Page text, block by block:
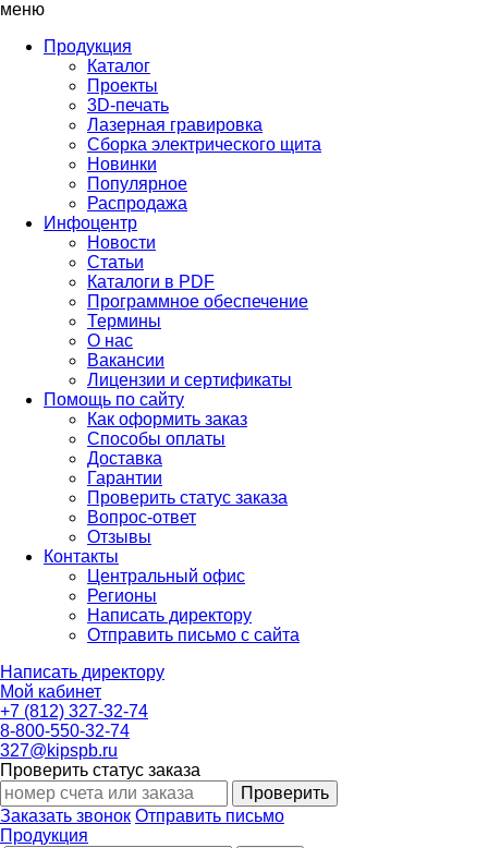
меню
Продукция
Каталог
Проекты
3D-печать
Лазерная гравировка
Сборка электрического щита
Новинки
Популярное
Распродажа
Инфоцентр
Новости
Статьи
Каталоги в PDF
Программное обеспечение
Термины
О нас
Вакансии
Лицензии и сертификаты
Помощь по сайту
Как оформить заказ
Способы оплаты
Доставка
Гарантии
Проверить статус заказа
Вопрос-ответ
Отзывы
Контакты
Центральный офис
Регионы
Написать директору
Отправить письмо с сайта
Написать директору
Мой кабинет
+7 (812) 327-32-74
8-800-550-32-74
327@kipspb.ru
Проверить статус заказа
Проверить
Заказать звонок Отправить письмо
Продукция